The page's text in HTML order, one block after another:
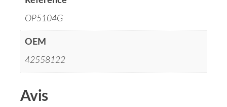
OP5104G
OEM
42558122
Avis